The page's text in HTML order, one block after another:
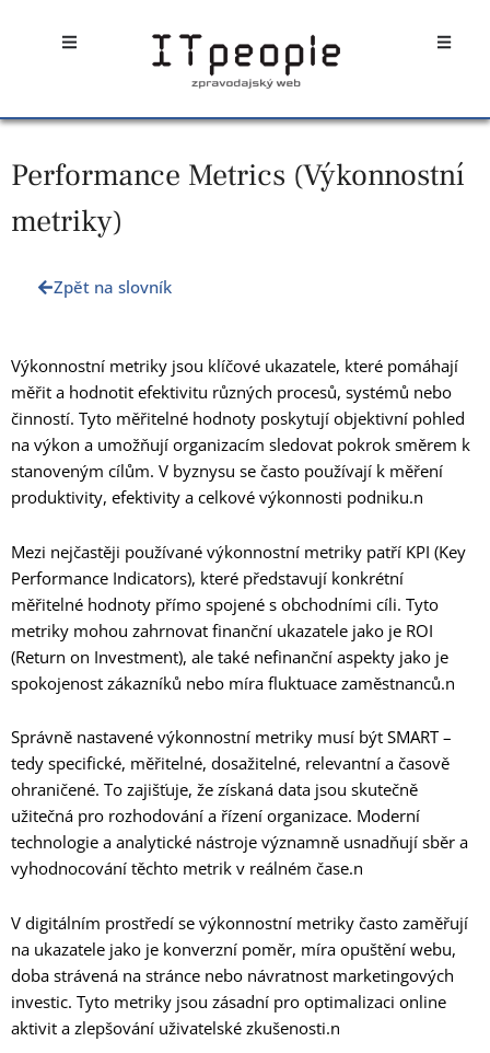
Open Open
Performance Metrics (Výkonnostní
metriky)
Zpět na slovník
Výkonnostní metriky jsou klíčové ukazatele, které pomáhají
měřit a hodnotit efektivitu různých procesů, systémů nebo
činností. Tyto měřitelné hodnoty poskytují objektivní pohled
na výkon a umožňují organizacím sledovat pokrok směrem k
stanoveným cílům. V byznysu se často používají k měření
produktivity, efektivity a celkové výkonnosti podniku.n
Mezi nejčastěji používané výkonnostní metriky patří KPI (Key
Performance Indicators), které představují konkrétní
měřitelné hodnoty přímo spojené s obchodními cíli. Tyto
metriky mohou zahrnovat finanční ukazatele jako je ROI
(Return on Investment), ale také nefinanční aspekty jako je
spokojenost zákazníků nebo míra fluktuace zaměstnanců.n
Správně nastavené výkonnostní metriky musí být SMART –
tedy specifické, měřitelné, dosažitelné, relevantní a časově
ohraničené. To zajišťuje, že získaná data jsou skutečně
užitečná pro rozhodování a řízení organizace. Moderní
technologie a analytické nástroje významně usnadňují sběr a
vyhodnocování těchto metrik v reálném čase.n
V digitálním prostředí se výkonnostní metriky často zaměřují
na ukazatele jako je konverzní poměr, míra opuštění webu,
doba strávená na stránce nebo návratnost marketingových
investic. Tyto metriky jsou zásadní pro optimalizaci online
aktivit a zlepšování uživatelské zkušenosti.n